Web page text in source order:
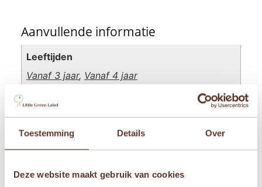
Toestemming Details Over
Deze website maakt gebruik van cookies
Aanvullende informatie
Leeftijden
Vanaf 3 jaar, Vanaf 4 jaar
Sam & Julia
Gerelateerde producten